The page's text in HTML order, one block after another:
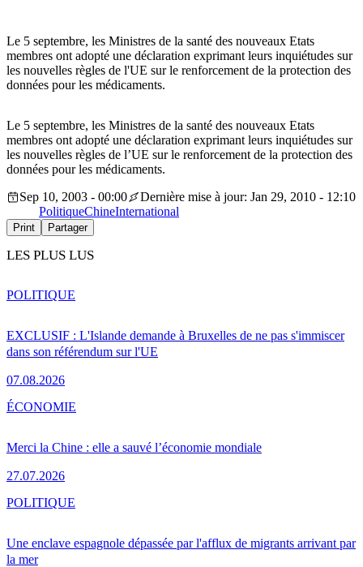
Le 5 septembre, les Ministres de la santé des nouveaux Etats
membres ont adopté une déclaration exprimant leurs inquiétudes sur
les nouvelles règles de l'UE sur le renforcement de la protection des
données pour les médicaments.
Le 5 septembre, les Ministres de la santé des nouveaux Etats
membres ont adopté une déclaration exprimant leurs inquiétudes sur
les nouvelles règles de l’UE sur le renforcement de la protection des
données pour les médicaments.
Sep 10, 2003 - 00:00
Dernière mise à jour: Jan 29, 2010 - 12:10
PolitiqueChineInternational
Print Partager
LES PLUS LUS
EXCLUSIF : L'Islande demande à Bruxelles de ne pas s'immiscer
dans son référendum sur l'UE
07.08.2026
POLITIQUE
Merci la Chine : elle a sauvé l’économie mondiale
27.07.2026
ÉCONOMIE
Une enclave espagnole dépassée par l'afflux de migrants arrivant par
la mer
POLITIQUE